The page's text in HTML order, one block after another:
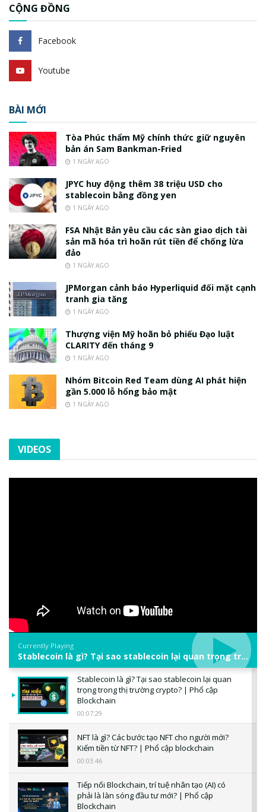
CỘNG ĐỒNG
Facebook
Youtube
BÀI MỚI
Tòa Phúc thẩm Mỹ chính thức giữ nguyên
bản án Sam Bankman-Fried
1 NGÀY AGO
JPYC huy động thêm 38 triệu USD cho
stablecoin bằng đồng yen
1 NGÀY AGO
FSA Nhật Bản yêu cầu các sàn giao dịch tài
sản mã hóa trì hoãn rút tiền để chống lừa
đảo
1 NGÀY AGO
JPMorgan cảnh báo Hyperliquid đối mặt cạnh
tranh gia tăng
1 NGÀY AGO
Thượng viện Mỹ hoãn bỏ phiếu Đạo luật
CLARITY đến tháng 9
1 NGÀY AGO
Nhóm Bitcoin Red Team dùng AI phát hiện
gần 5.000 lỗ hổng bảo mật
1 NGÀY AGO
VIDEOS
Currently Playing
Stablecoin là gì? Tại sao stablecoin lại quan trọng trong thị trường crypto? | Phổ cập Blockchain
Stablecoin là gì? Tại sao stablecoin lại quan
trọng trong thị trường crypto? | Phổ cập
Blockchain
00:07:29
NFT là gì? Các bước tạo NFT cho người mới?
Kiếm tiền từ NFT? | Phổ cập blockchain
00:03:46
Tiếp nối Blockchain, trí tuệ nhân tạo (AI) có
phải là làn sóng đầu tư mới? | Phổ cập
Blockchain